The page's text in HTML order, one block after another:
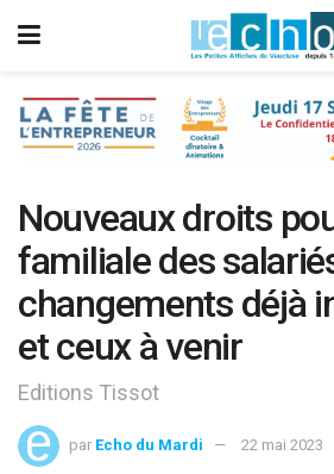
Nouveaux droits
familiale des
changements déjà
et ceux à venir
Editions Tissot
par Echo du Mardi 22 mai 2023